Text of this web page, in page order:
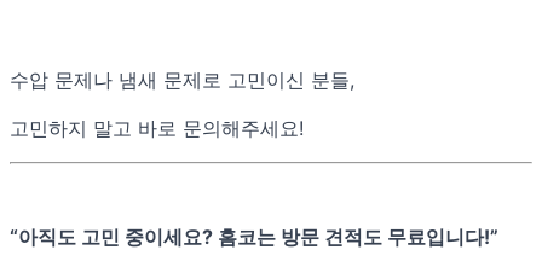
수압 문제나 냄새 문제로 고민이신 분들,
고민하지 말고 바로 문의해주세요!
“아직도 고민 중이세요? 홈코는 방문 견적도 무료입니다!”